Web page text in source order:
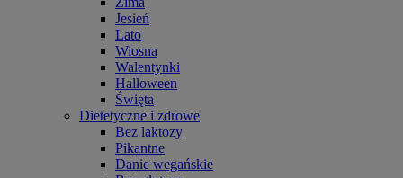
Jesień
Lato
Wiosna
Walentynki
Halloween
Święta
Dietetyczne i zdrowe
Bez laktozy
Pikantne
Danie wegańskie